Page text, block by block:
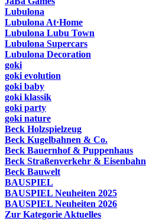
Lubulona
Lubulona At·Home
Lubulona Lubu Town
Lubulona Supercars
Lubulona Decoration
goki
goki evolution
goki baby
goki klassik
goki party
goki nature
Beck Holzspielzeug
Beck Kugelbahnen & Co.
Beck Bauernhof & Puppenhaus
Beck Straßenverkehr & Eisenbahn
Beck Bauwelt
BAUSPIEL
BAUSPIEL Neuheiten 2025
BAUSPIEL Neuheiten 2026
Zur Kategorie Aktuelles